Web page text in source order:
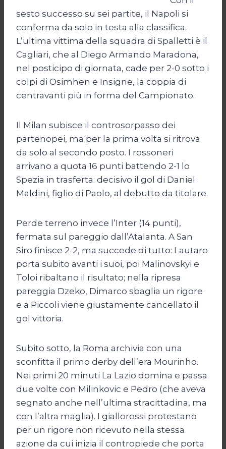
sesto successo su sei partite, il Napoli si
conferma da solo in testa alla classifica.
L’ultima vittima della squadra di Spalletti è il
Cagliari, che al Diego Armando Maradona,
nel posticipo di giornata, cade per 2-0 sotto i
colpi di Osimhen e Insigne, la coppia di
centravanti più in forma del Campionato.
Il Milan subisce il controsorpasso dei
partenopei, ma per la prima volta si ritrova
da solo al secondo posto. I rossoneri
arrivano a quota 16 punti battendo 2-1 lo
Spezia in trasferta: decisivo il gol di Daniel
Maldini, figlio di Paolo, al debutto da titolare.
Perde terreno invece l’Inter (14 punti),
fermata sul pareggio dall’Atalanta. A San
Siro finisce 2-2, ma succede di tutto: Lautaro
porta subito avanti i suoi, poi Malinovskyi e
Toloi ribaltano il risultato; nella ripresa
pareggia Dzeko, Dimarco sbaglia un rigore
e a Piccoli viene giustamente cancellato il
gol vittoria.
Subito sotto, la Roma archivia con una
sconfitta il primo derby dell’era Mourinho.
Nei primi 20 minuti La Lazio domina e passa
due volte con Milinkovic e Pedro (che aveva
segnato anche nell’ultima stracittadina, ma
con l’altra maglia). I giallorossi protestano
per un rigore non ricevuto nella stessa
azione da cui inizia il contropiede che porta